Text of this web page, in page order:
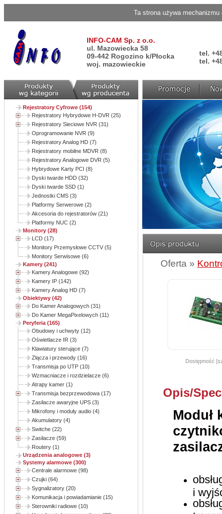
Ta strona używa
INFO-CAM Sp. z o.o.
ul. Mazowiecka 58
09-442 Rogozino k/Płocka
woj. mazowieckie
tel.
tel.
Rejestratory Cyfrowe (154)
Rejestratory Hybrydowe H-DVR (25)
Rejestratory Sieciowe NVR (31)
Oprogramowanie NVR (9)
Rejestratory Analog HD (7)
Rejestratory mobilne MDVR (8)
Rejestratory Analogowe DVR (5)
Hybrydowe Karty PCI (8)
Dyski twarde HDD (32)
Dyski twarde SSD (1)
Jednostki CMS (3)
Platformy Serwerowe (2)
Akcesoria do rejestratorów (21)
Platformy NUC (2)
Monitory (28)
LCD (17)
Monitory Przemysłowe CCTV (5)
Monitory Serwisowe (6)
Kamery (241)
Kamery Analogowe (92)
Kamery IP (142)
Kamery Analog HD (7)
Obiektywy (42)
Do Kamer Analogowych (31)
Do Kamer MegaPixelowych (11)
Peryferia (165)
Obudowy i uchwyty (12)
Oświetlacze IR (3)
Klawiatury sterujące (7)
Złącza i przewody (16)
Transmisja po UTP (10)
Wzmacniacze i rozdzielacze (6)
Atrapy kamer (1)
Transmisja bezprzewodowa (17)
Zasilacze awaryjne UPS (3)
Mikrofony i moduły audio (4)
Akumulatory (4)
Switche (22)
Zasilacze (59)
Routery (1)
Urządzenia analogowe (3)
Systemy alarmowe (300)
Centrale alarmowe (98)
Czujki (64)
Sygnalizatory (20)
Komunikacja i powiadamianie (15)
Sterowniki radiowe (10)
Oferta »
Dostępność
Opis/
Moduł
i